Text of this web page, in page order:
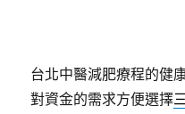
台北中醫減肥療程的健
對資金的需求方便選擇